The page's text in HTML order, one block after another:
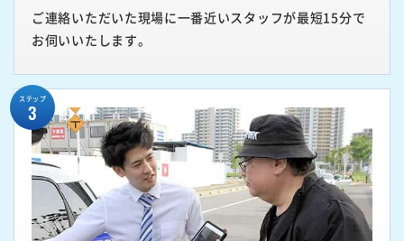
ご連絡いただいた現場に一番近いスタッフが最短15分で
お伺いいたします。
ステップ
3